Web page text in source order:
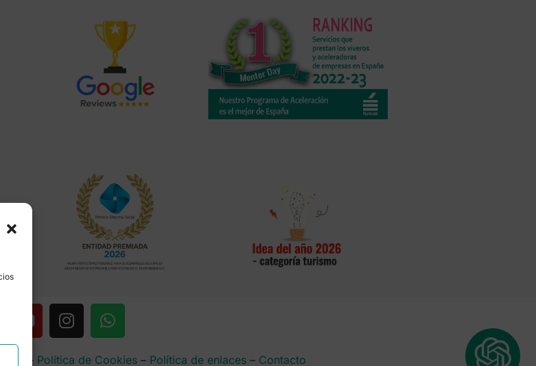
– Política de Cookies– Política de enlaces– Contacto